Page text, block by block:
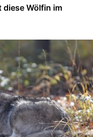
diese Wölfin im